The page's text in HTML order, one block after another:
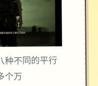
种不同的平行
个万